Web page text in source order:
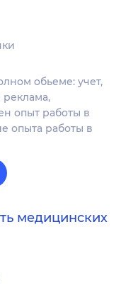
обьеме: учет,
реклама,
опыт работы в
опыта работы в
медицинских